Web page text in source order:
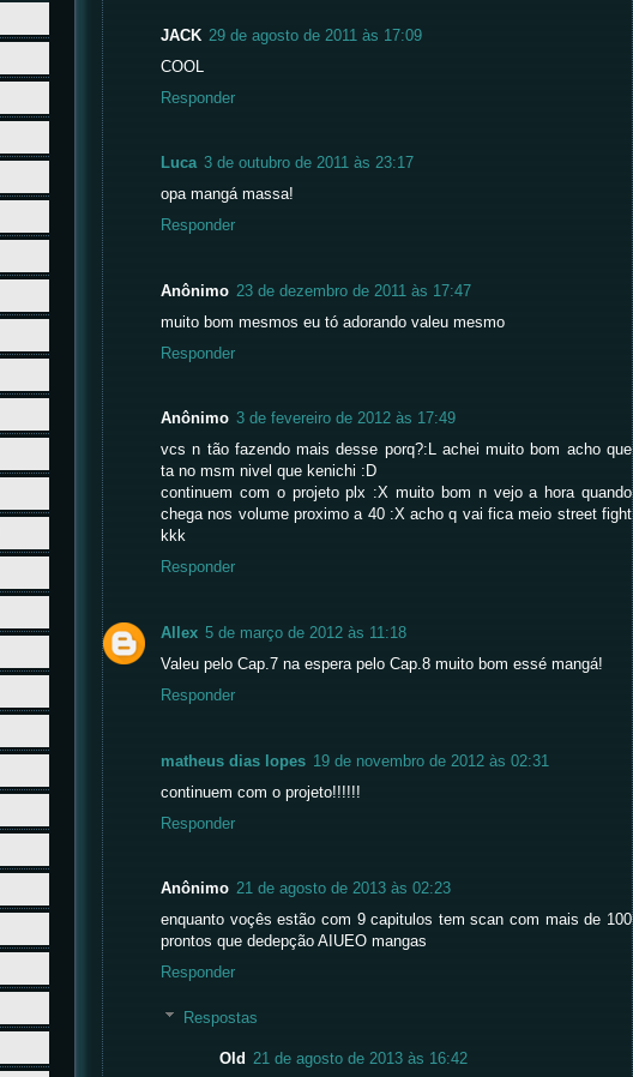
JACK 29 de agosto de 2011 às 17:09
COOL
Responder
Luca 3 de outubro de 2011 às 23:17
opa mangá massa!
Responder
Anônimo 23 de dezembro de 2011 às 17:47
muito bom mesmos eu tó adorando valeu mesmo
Responder
Anônimo 3 de fevereiro de 2012 às 17:49
vcs n tão fazendo mais desse porq?:L achei muito bom acho que
ta no msm nivel que kenichi :D
continuem com o projeto plx :X muito bom n vejo a hora quando
chega nos volume proximo a 40 :X acho q vai fica meio street fight
kkk
Responder
Allex 5 de março de 2012 às 11:18
Valeu pelo Cap.7 na espera pelo Cap.8 muito bom essé mangá!
Responder
matheus dias lopes 19 de novembro de 2012 às 02:31
continuem com o projeto!!!!!!
Responder
Anônimo 21 de agosto de 2013 às 02:23
enquanto voçês estão com 9 capitulos tem scan com mais de 100
prontos que dedepção AIUEO mangas
Responder
Respostas
Old
21 de agosto de 2013 às 16:42